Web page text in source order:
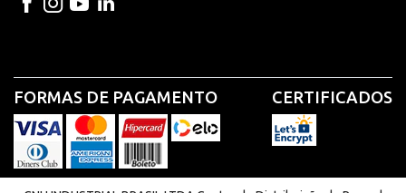
FORMAS DE PAGAMENTO CERTIFICADOS